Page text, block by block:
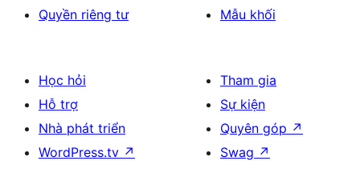
Quyền riêng tư
Mẫu khối
Học hỏi
Hỗ trợ
Nhà phát triển
WordPress.tv ↗
Tham gia
Sự kiện
Quyên góp ↗
Swag ↗